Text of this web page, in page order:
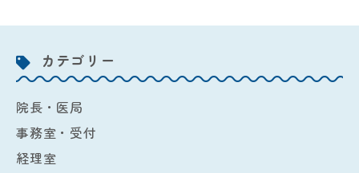
カテゴリー
院長・医局
事務室・受付
経理室